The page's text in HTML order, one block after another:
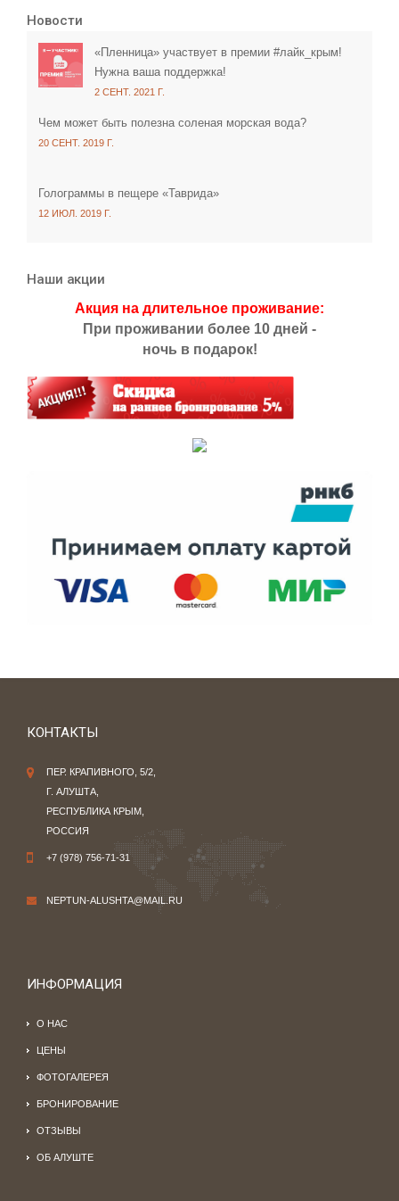
Новости
«Пленница» участвует в премии #лайк_крым!
Нужна ваша поддержка!
2 СЕНТ. 2021 Г.
Чем может быть полезна соленая морская вода?
20 СЕНТ. 2019 Г.
Голограммы в пещере «Таврида»
12 ИЮЛ. 2019 Г.
Наши акции
Акция на длительное проживание:
При проживании более 10 дней -
ночь в подарок!
КОНТАКТЫ
ПЕР. КРАПИВНОГО, 5/2,
Г. АЛУШТА,
РЕСПУБЛИКА КРЫМ,
РОССИЯ
+7 (978) 756-71-31
NEPTUN-ALUSHTA@MAIL.RU
ИНФОРМАЦИЯ
О НАС
ЦЕНЫ
ФОТОГАЛЕРЕЯ
БРОНИРОВАНИЕ
ОТЗЫВЫ
ОБ АЛУШТЕ